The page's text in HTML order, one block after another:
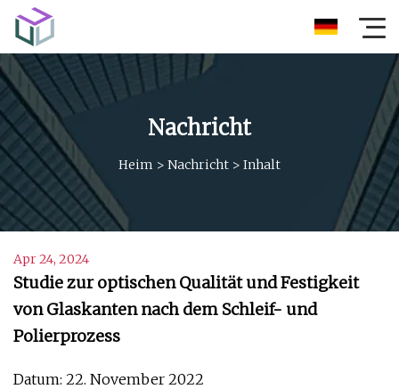
Nachricht
Heim > Nachricht > Inhalt
Apr 24, 2024
Studie zur optischen Qualität und Festigkeit
von Glaskanten nach dem Schleif- und
Polierprozess
Datum: 22. November 2022